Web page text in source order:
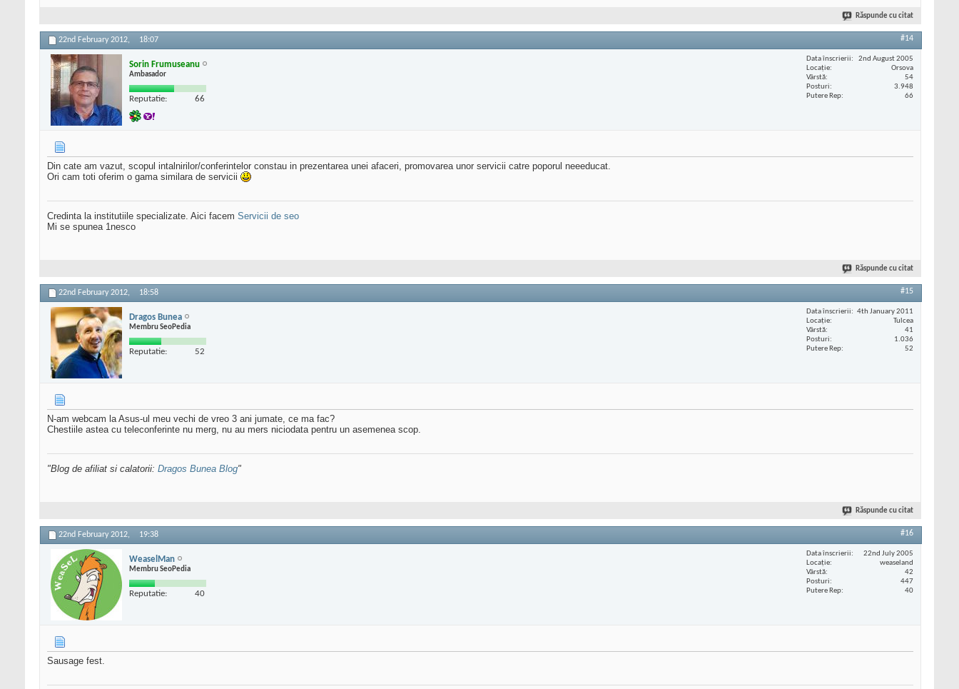
Răspunde cu citat
22nd February 2012, 18:07 #14
Sorin Frumuseanu
Ambasador
Reputatie: 66
Data înscrierii
2nd August 2005
Locaţie
Orsova
Vârstă
54
Posturi
3.948
Putere Rep
66
Din cate am vazut, scopul intalnirilor/conferintelor constau in prezentarea unei afaceri, promovarea unor servicii catre poporul neeeducat.
Ori cam toti oferim o gama similara de servicii
Credinta la institutiile specializate. Aici facem Servicii de seo
Mi se spunea 1nesco
Răspunde cu citat
22nd February 2012, 18:58 #15
Dragos Bunea
Membru SeoPedia
Reputatie: 52
Data înscrierii
4th January 2011
Locaţie
Tulcea
Vârstă
41
Posturi
1.036
Putere Rep
52
N-am webcam la Asus-ul meu vechi de vreo 3 ani jumate, ce ma fac?
Chestiile astea cu teleconferinte nu merg, nu au mers niciodata pentru un asemenea scop.
"Blog de afiliat si calatorii: Dragos Bunea Blog"
Răspunde cu citat
22nd February 2012, 19:38 #16
WeaselMan
Membru SeoPedia
Reputatie: 40
Data înscrierii
22nd July 2005
Locaţie
weaseland
Vârstă
42
Posturi
447
Putere Rep
40
Sausage fest.